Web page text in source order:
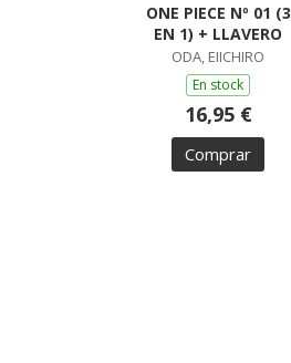
ONE PIECE Nº 01 (3
EN 1) + LLAVERO
ODA, EIICHIRO
En stock
16,95 €
Comprar